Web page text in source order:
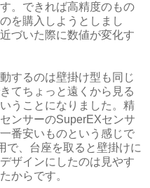
。できれば高精度のもの
を購入しようとしまし
づいた際に数値が変化す
するのは壁掛け型も同じ
てちょっと遠くから見る
うことになりました。精
ンサーのSuperEXセンサ
番安いものという感じで
で、台座を取ると壁掛けに
ザインにしたのは見やす
からです。